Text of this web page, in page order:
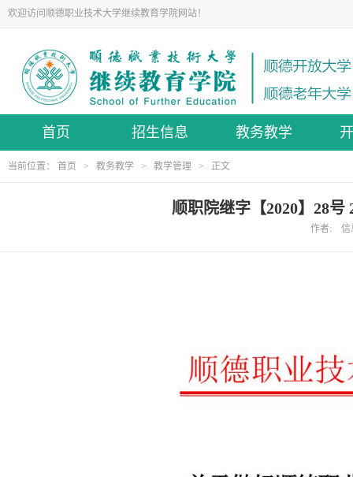
欢迎访问顺德职业技术大学继续教育学院网站！
首页 招生信息 教务教学
当前位置： 首页 > 教务教学 > 教学管理 > 正文
顺职院继字【2020】28
作者: 信